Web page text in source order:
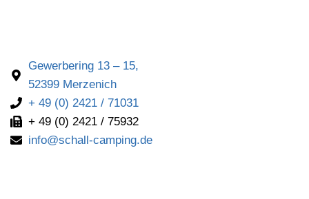
Gewerbering 13 – 15,
52399 Merzenich
+ 49 (0) 2421 / 71031
+ 49 (0) 2421 / 75932
info@schall-camping.de